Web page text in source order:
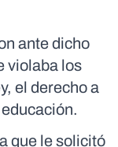
ante dicho
violaba los
el derecho a
que le solicitó